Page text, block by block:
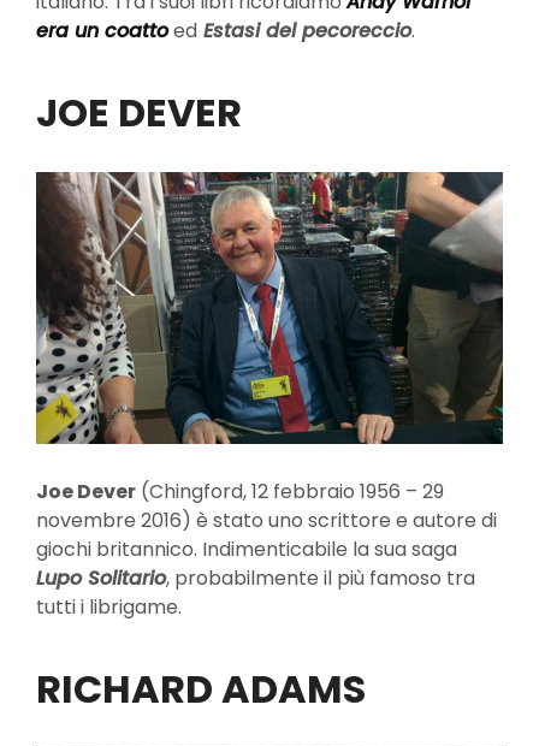
era un coattoed Estasi del pecoreccio.
JOE DEVER
Joe Dever (Chingford, 12 febbraio 1956 – 29
novembre 2016) è stato uno scrittore e autore di
giochi britannico. Indimenticabile la sua saga
Lupo Solitario, probabilmente il più famoso tra
tutti i librigame.
RICHARD ADAMS